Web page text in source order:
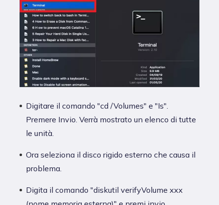
Digitare il comando "cd /Volumes" e "Is".
Premere Invio. Verrà mostrato un elenco di tutte
le unità.
Ora seleziona il disco rigido esterno che causa il
problema.
Digita il comando "diskutil verifyVolume xxx